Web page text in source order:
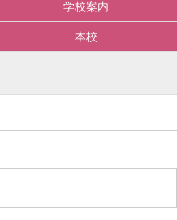
学校案内
本校